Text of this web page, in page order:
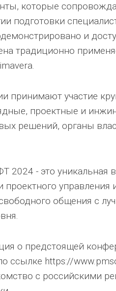
которые
подготовки
и
традиционно
принимают участие
проектные и
решений, органы
- это уникальная
проектного
общения с
о предстоящей
ссылке https://
с российскими